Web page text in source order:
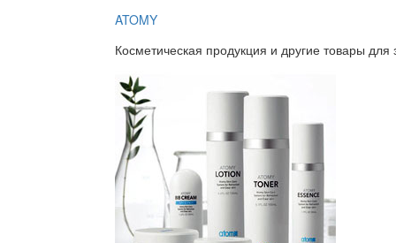
ATOMY
Косметическая продукция и другие товары